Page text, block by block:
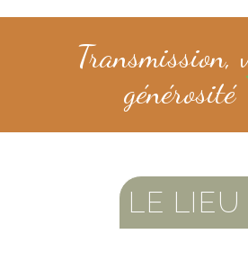
Transmission,
générosité
LE LIEU